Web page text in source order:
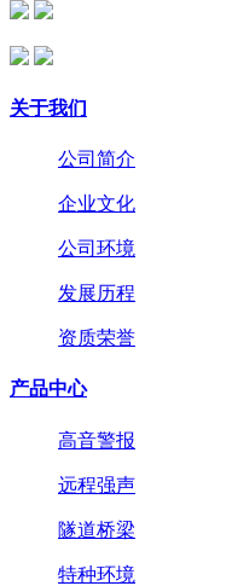
关于我们
公司简介
企业文化
公司环境
发展历程
资质荣誉
产品中心
高音警报
远程强声
隧道桥梁
特种环境